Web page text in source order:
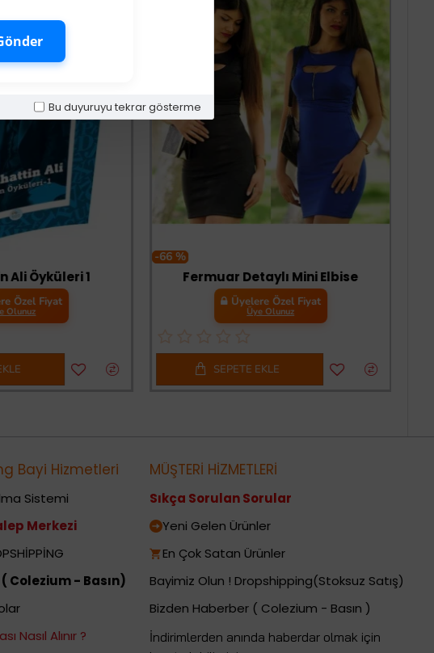
Bu duyuruyu tekrar gösterme
Ali Öyküleri 1
Özel Fiyat
Olunuz
-66 %
Fermuar Detaylı Mini Elbise
Üyelere Özel Fiyat
Üye Olunuz
SEPETE EKLE
Bayi Hizmetleri
Sistemi
Merkezi
Colezium - Basın)
Nasıl Alınır ?
MÜŞTERİ HİZMETLERİ
Sıkça Sorulan Sorular
Yeni Gelen Ürünler
En Çok Satan Ürünler
Bayimiz Olun ! Dropshipping(Stoksuz Satış)
Bizden Haberber ( Colezium - Basın )
İndirimlerden anında haberdar olmak için